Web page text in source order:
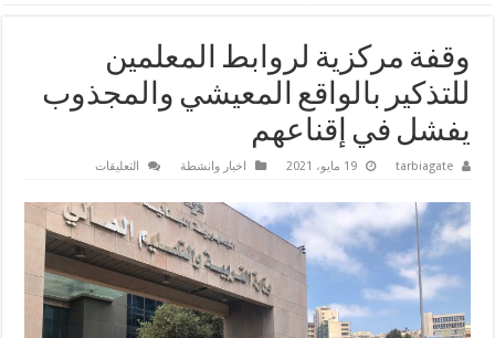
وقفة مركزية لروابط المعلمين
للتذكير بالواقع المعيشي والمجذوب
يفشل في إقناعهم
tarbiagate 19 مايو، 2021 اخبار وانشطة التعليقات
لروابط
المعلمين
للتذكير
بالواقع
المعيشي
والمجذوب
يفشل